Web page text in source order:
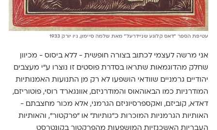
עטיפת הספר ״דאס קלוגע שניידרעל״ מאת שלמה סיימון, ניו יורק 1933
אני מרשה לעצמי לכתוב בצורה חופשית - ללא ביסוס - מכיוון
שחלק מהדוגמאות שתראו בסדרת פוסטים זו נוצרו ע״י מעצבים
יהודיים גרמניים שוודאי הושפעו לא רק מן התנועות האמנותיות
המודרניות כמו הבאוהאוס והמודרניזם, אוונגארד רוסי, פוטוריזם,
דאדא, קוביזם, ואקספרסיוניזם הגרמני, אלא מכור מחצבתם -
האותיות הגרמניות המוכרות כ״גותיות״ או ״פרקטור״, והאותיות
העבריות האשכנזיות המושפעות מהפרקטור בקונטרסט